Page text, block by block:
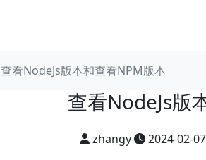
查看NodeJs版本和查看NPM版本
查看NodeJs版
zhangy 2024-02-